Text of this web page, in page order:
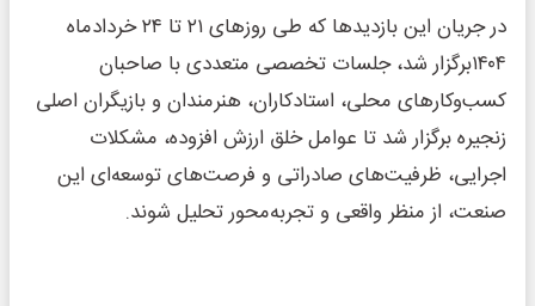
در جریان این بازدیدها که طی روزهای ۲۱ تا ۲۴ خردادماه
۱۴۰۴برگزار شد، جلسات تخصصی متعددی با صاحبان
کسب‌وکارهای محلی، استادکاران، هنرمندان و بازیگران اصلی
زنجیره برگزار شد تا عوامل خلق ارزش افزوده، مشکلات
اجرایی، ظرفیت‌های صادراتی و فرصت‌های توسعه‌ای این
صنعت، از منظر واقعی و تجربه‌محور تحلیل شوند.